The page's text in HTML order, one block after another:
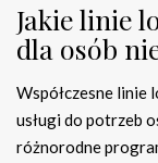
Jakie linie
dla osób
Współczesne linie
usługi do potrzeb
różnorodne